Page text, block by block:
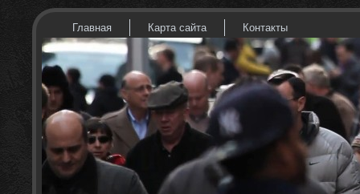
Главная Карта сайта Контакты